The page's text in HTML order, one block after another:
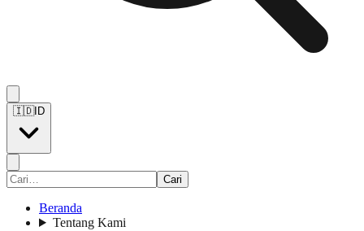
🇮🇩ID
Cari
Beranda
Tentang Kami